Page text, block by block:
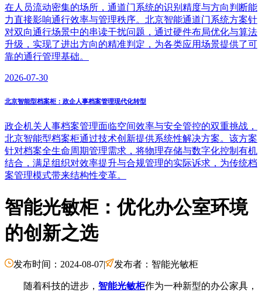
在人员流动密集的场所，通道门系统的识别精度与方向判断能
力直接影响通行效率与管理秩序。北京智能通道门系统方案针
对双向通行场景中的串读干扰问题，通过硬件布局优化与算法
升级，实现了进出方向的精准判定，为各类应用场景提供了可
靠的通行管理基础。
2026-07-30
北京智能型档案柜：政企人事档案管理现代化转型
政企机关人事档案管理面临空间效率与安全管控的双重挑战，
北京智能型档案柜通过技术创新提供系统性解决方案。该方案
针对档案全生命周期管理需求，将物理存储与数字化控制有机
结合，满足组织对效率提升与合规管理的实际诉求，为传统档
案管理模式带来结构性变革。
智能光敏柜：优化办公室环境
的创新之选
发布时间：2024-08-07| 发布者：智能光敏柜
随着科技的进步， 智能光敏柜作为一种新型的办公家具，